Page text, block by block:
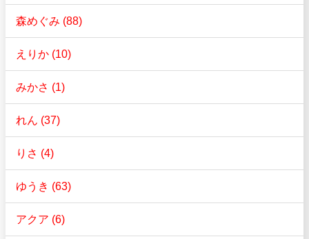
森めぐみ (88)
えりか (10)
みかさ (1)
れん (37)
りさ (4)
ゆうき (63)
アクア (6)